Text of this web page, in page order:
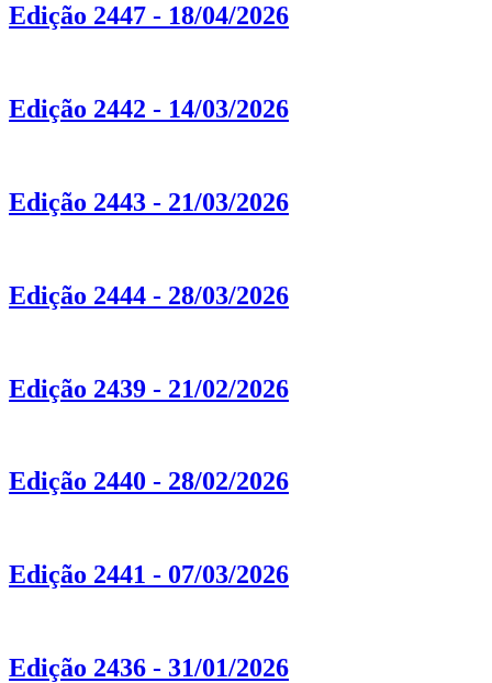
Edição 2447 - 18/04/2026
Edição 2442 - 14/03/2026
Edição 2443 - 21/03/2026
Edição 2444 - 28/03/2026
Edição 2439 - 21/02/2026
Edição 2440 - 28/02/2026
Edição 2441 - 07/03/2026
Edição 2436 - 31/01/2026